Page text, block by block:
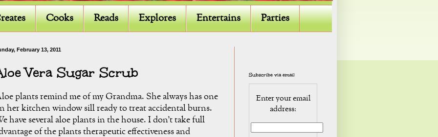
Cooks Reads Explores Entertains Parties
February 13, 2011
Vera Sugar Scrub
plants remind me of my Grandma. She always has one
her kitchen window sill ready to treat accidental burns.
have several aloe plants in the house. I don't take full
of the plants therapeutic effectiveness and
Subscribe via email
Enter your email
address: